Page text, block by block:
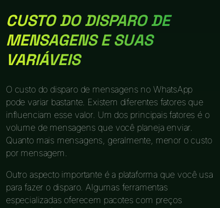
CUSTO DO DISPARO DE
MENSAGENS E SUAS
VARIÁVEIS
O custo do disparo de mensagens no WhatsApp
pode variar bastante. Existem diferentes fatores que
influenciam esse valor. Um dos principais fatores é o
volume de mensagens que você planeja enviar.
Quanto mais mensagens, geralmente, menor o custo
por mensagem.
Outro aspecto importante é a plataforma que você usa
para fazer o disparo. Algumas ferramentas
especializadas oferecem pacotes com preços